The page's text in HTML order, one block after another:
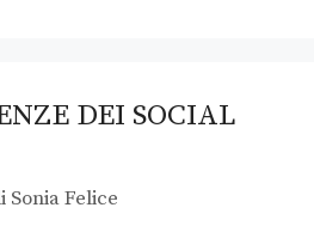
DEI SOCIAL
Sonia Felice